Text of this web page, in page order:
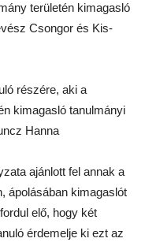
területén kimagasló
Csongor és Kis-
részére, aki a
kimagasló tanulmányi
Hanna
ajánlott fel annak a
ápolásában kimagaslót
elő, hogy két
érdemelje ki ezt az